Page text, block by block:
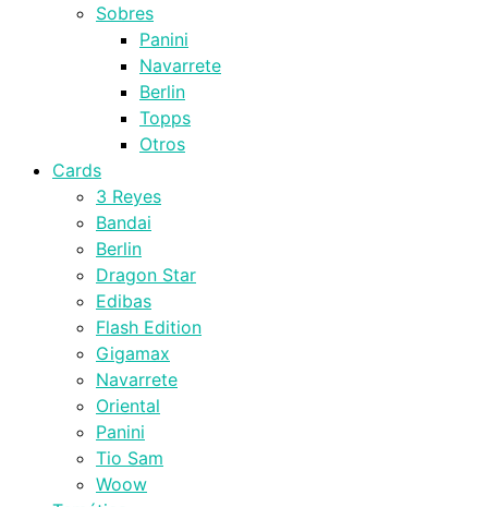
Sobres
Panini
Navarrete
Berlin
Topps
Otros
Cards
3 Reyes
Bandai
Berlin
Dragon Star
Edibas
Flash Edition
Gigamax
Navarrete
Oriental
Panini
Tio Sam
Woow